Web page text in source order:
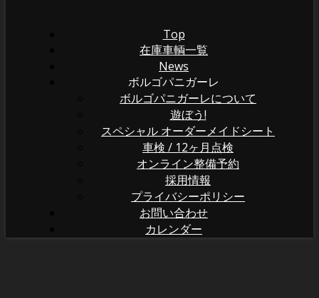
Top
在庫車輌一覧
News
ボルゴパニガーレ
ボルゴパニガーレについて
遊ぼう!
スペシャル オーダーメイドシート
車検 / 12ヶ月点検
オンライン整備予約
採用情報
プライバシーポリシー
お問い合わせ
カレンダー